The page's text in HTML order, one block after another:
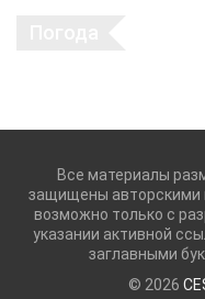
Все материалы
защищены авторскими
возможно только с
указании активной
заглавными
© 2026